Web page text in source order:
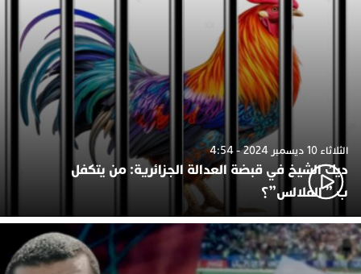
الثلاثاء 10 ديسمبر 2024 - 4:54
ديك الشيخ في قبضة العدالة الجزائرية: من يتكفل
ب ” الفلالس”؟